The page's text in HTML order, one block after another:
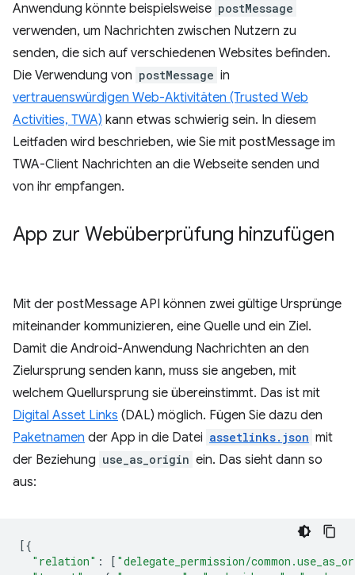
Anwendung könnte beispielsweise postMessage
verwenden, um Nachrichten zwischen Nutzern zu
senden, die sich auf verschiedenen Websites befinden.
Die Verwendung von postMessage in
vertrauenswürdigen Web-Aktivitäten (Trusted Web
Activities, TWA) kann etwas schwierig sein. In diesem
Leitfaden wird beschrieben, wie Sie mit postMessage im
TWA-Client Nachrichten an die Webseite senden und
von ihr empfangen.
App zur Webüberprüfung hinzufügen
Mit der postMessage API können zwei gültige Ursprünge
miteinander kommunizieren, eine Quelle und ein Ziel.
Damit die Android-Anwendung Nachrichten an den
Zielursprung senden kann, muss sie angeben, mit
welchem Quellursprung sie übereinstimmt. Das ist mit
Digital Asset Links (DAL) möglich. Fügen Sie dazu den
Paketnamen der App in die Datei assetlinks.json mit
der Beziehung use_as_origin ein. Das sieht dann so
aus:
[{
"relation" : [ "delegate_permission/